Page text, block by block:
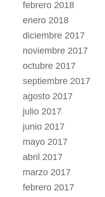
febrero 2018
enero 2018
diciembre 2017
noviembre 2017
octubre 2017
septiembre 2017
agosto 2017
julio 2017
junio 2017
mayo 2017
abril 2017
marzo 2017
febrero 2017